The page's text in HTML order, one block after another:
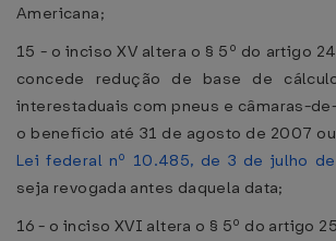
Americana;
15 - o inciso XV altera o § 5º do artigo
concede redução de base de
interestaduais com pneus e câmaras-
o benefício até 31 de agosto de 2007
Lei federal nº 10.485, de 3 de julho
seja revogada antes daquela data;
16 - o inciso XVI altera o § 5º do artigo